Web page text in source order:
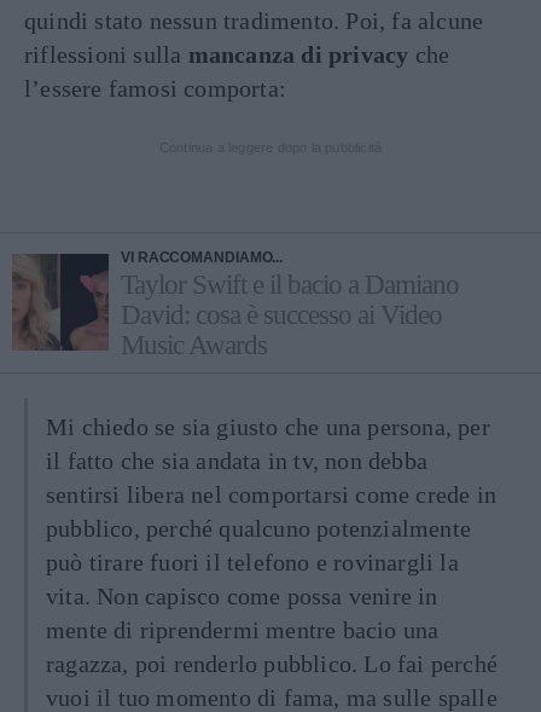
quindi stato nessun tradimento. Poi, fa alcune
riflessioni sulla mancanza di privacy che
l’essere famosi comporta:
VI RACCOMANDIAMO...
Taylor Swift e il bacio a Damiano
David: cosa è successo ai Video
Music Awards
Mi chiedo se sia giusto che una persona, per
il fatto che sia andata in tv, non debba
sentirsi libera nel comportarsi come crede in
pubblico, perché qualcuno potenzialmente
può tirare fuori il telefono e rovinargli la
vita. Non capisco come possa venire in
mente di riprendermi mentre bacio una
ragazza, poi renderlo pubblico. Lo fai perché
vuoi il tuo momento di fama, ma sulle spalle